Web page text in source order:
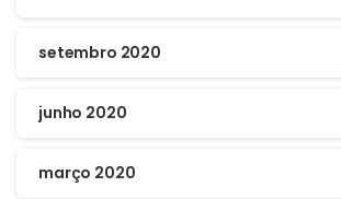
setembro 2020
junho 2020
março 2020